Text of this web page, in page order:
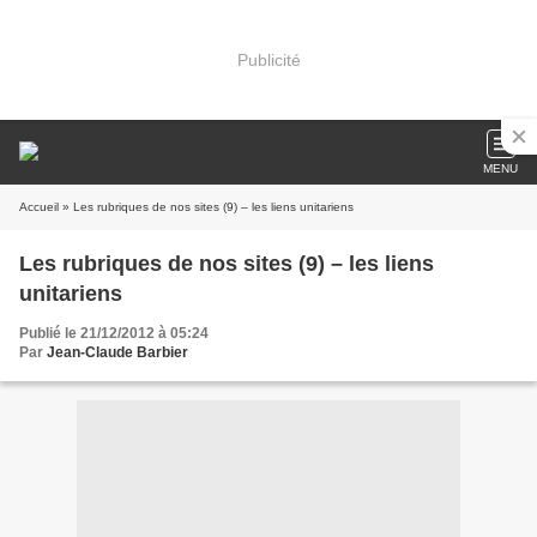
Publicité
MENU
Accueil » Les rubriques de nos sites (9) – les liens unitariens
Les rubriques de nos sites (9) – les liens
unitariens
Publié le 21/12/2012 à 05:24
Par Jean-Claude Barbier